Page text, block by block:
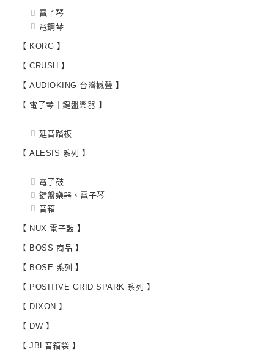
電子琴
電鋼琴
【 KORG 】
【 CRUSH 】
【 AUDIOKING 台灣撼聲 】
【 電子琴｜鍵盤樂器 】
延音踏板
【 ALESIS 系列 】
電子鼓
鍵盤樂器、電子琴
音箱
【 NUX 電子鼓 】
【 BOSS 商品 】
【 BOSE 系列 】
【 POSITIVE GRID SPARK 系列 】
【 DIXON 】
【 DW 】
【 JBL音箱袋 】